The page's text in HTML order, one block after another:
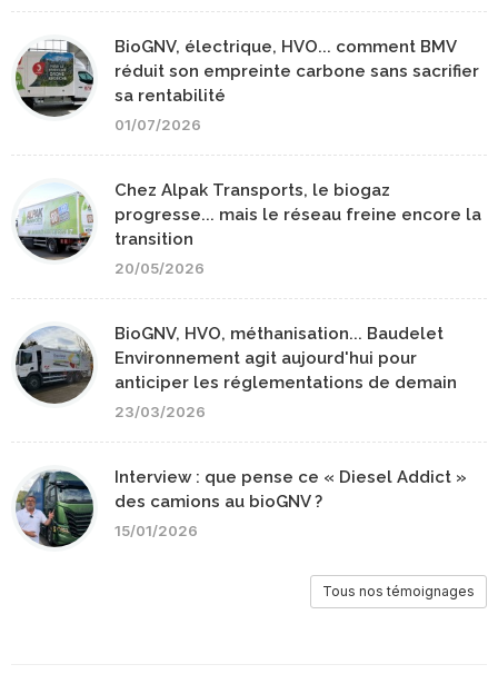
BioGNV, électrique, HVO... comment BMV
réduit son empreinte carbone sans sacrifier
sa rentabilité
01/07/2026
Chez Alpak Transports, le biogaz
progresse... mais le réseau freine encore la
transition
20/05/2026
BioGNV, HVO, méthanisation... Baudelet
Environnement agit aujourd'hui pour
anticiper les réglementations de demain
23/03/2026
Interview : que pense ce « Diesel Addict »
des camions au bioGNV ?
15/01/2026
Tous nos témoignages